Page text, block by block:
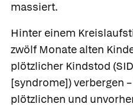
massiert.
Hinter einem
zwölf Monate alten
plötzlicher Kindstod
[syndrome]) verbergen
plötzlichen und